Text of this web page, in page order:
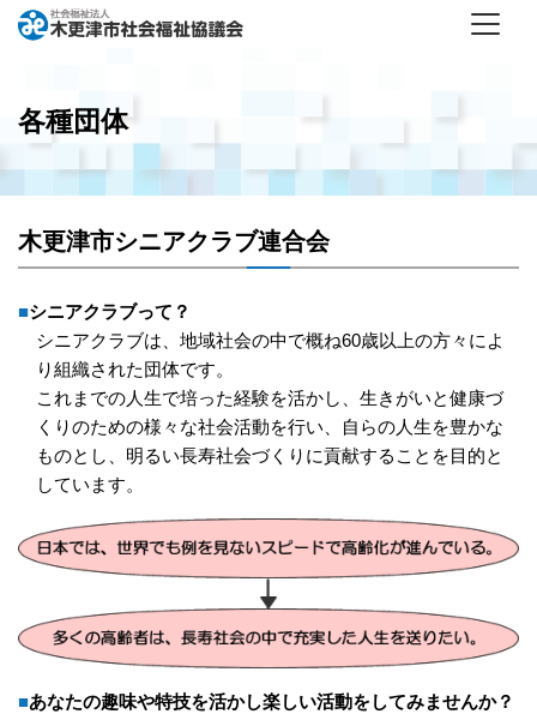
各種団体
木更津市シニアクラブ連合会
■シニアクラブって？
シニアクラブは、地域社会の中で概ね60歳以上の方々によ
り組織された団体です。
これまでの人生で培った経験を活かし、生きがいと健康づ
くりのための様々な社会活動を行い、自らの人生を豊かな
ものとし、明るい長寿社会づくりに貢献することを目的と
しています。
■あなたの趣味や特技を活かし楽しい活動をしてみませんか？